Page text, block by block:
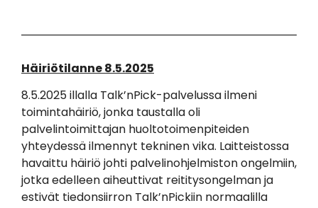
Häiriötilanne 8.5.2025
8.5.2025 illalla Talk’nPick-palvelussa ilmeni
toimintahäiriö, jonka taustalla oli
palvelintoimittajan huoltotoimenpiteiden
yhteydessä ilmennyt tekninen vika. Laitteistossa
havaittu häiriö johti palvelinohjelmiston ongelmiin,
jotka edelleen aiheuttivat reititysongelman ja
estivät tiedonsiirron Talk’nPickiin normaalilla